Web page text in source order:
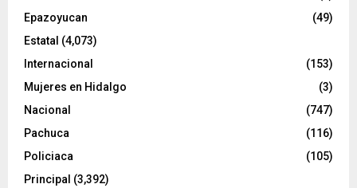
Epazoyucan
(49)
Estatal (4,073)
Internacional
(153)
Mujeres en Hidalgo
(3)
Nacional
(747)
Pachuca
(116)
Policiaca
(105)
Principal (3,392)